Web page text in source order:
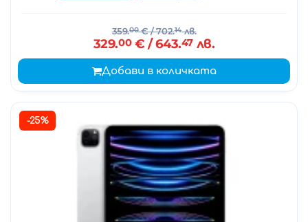
359.00€/ 702.14лв.
329.00€ / 643.47лв.
Добави в количката
-25%